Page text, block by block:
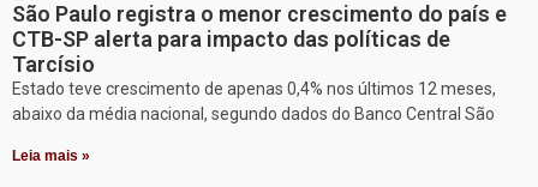
São Paulo registra o menor crescimento do país e
CTB-SP alerta para impacto das políticas de
Tarcísio
Estado teve crescimento de apenas 0,4% nos últimos 12 meses,
abaixo da média nacional, segundo dados do Banco Central São
Leia mais »